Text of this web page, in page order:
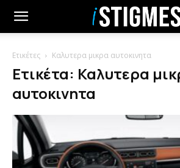
Ετικέτες Καλυτερα μικρα αυτοκινητα
Ετικέτα: Καλυτερα
αυτοκινητα